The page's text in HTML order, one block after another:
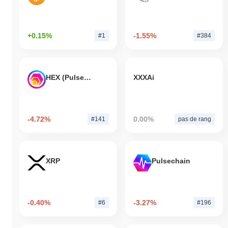
+0.15% #1 -1.55% #384
HEX (Pulsechain)
-4.72% #141
XXXAi
0.00% pas de rang
XRP
-0.40% #6
Pulsechain
-3.27% #196